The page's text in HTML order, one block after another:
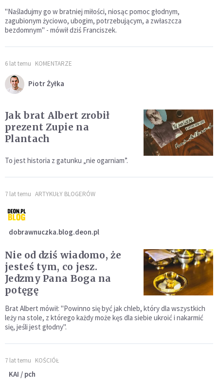
"Naśladujmy go w bratniej miłości, niosąc pomoc głodnym,
zagubionym życiowo, ubogim, potrzebującym, a zwłaszcza
bezdomnym" - mówił dziś Franciszek.
6 lat temu KOMENTARZE
Piotr Żyłka
Jak brat Albert zrobił
prezent Zupie na
Plantach
To jest historia z gatunku „nie ogarniam”.
7 lat temu ARTYKUŁY BLOGERÓW
dobrawnuczka.blog.deon.pl
Nie od dziś wiadomo, że
jesteś tym, co jesz.
Jedzmy Pana Boga na
potęgę
Brat Albert mówił: "Powinno się być jak chleb, który dla wszystkich
leży na stole, z którego każdy może kęs dla siebie ukroić i nakarmić
się, jeśli jest głodny".
7 lat temu KOŚCIÓŁ
KAI / pch